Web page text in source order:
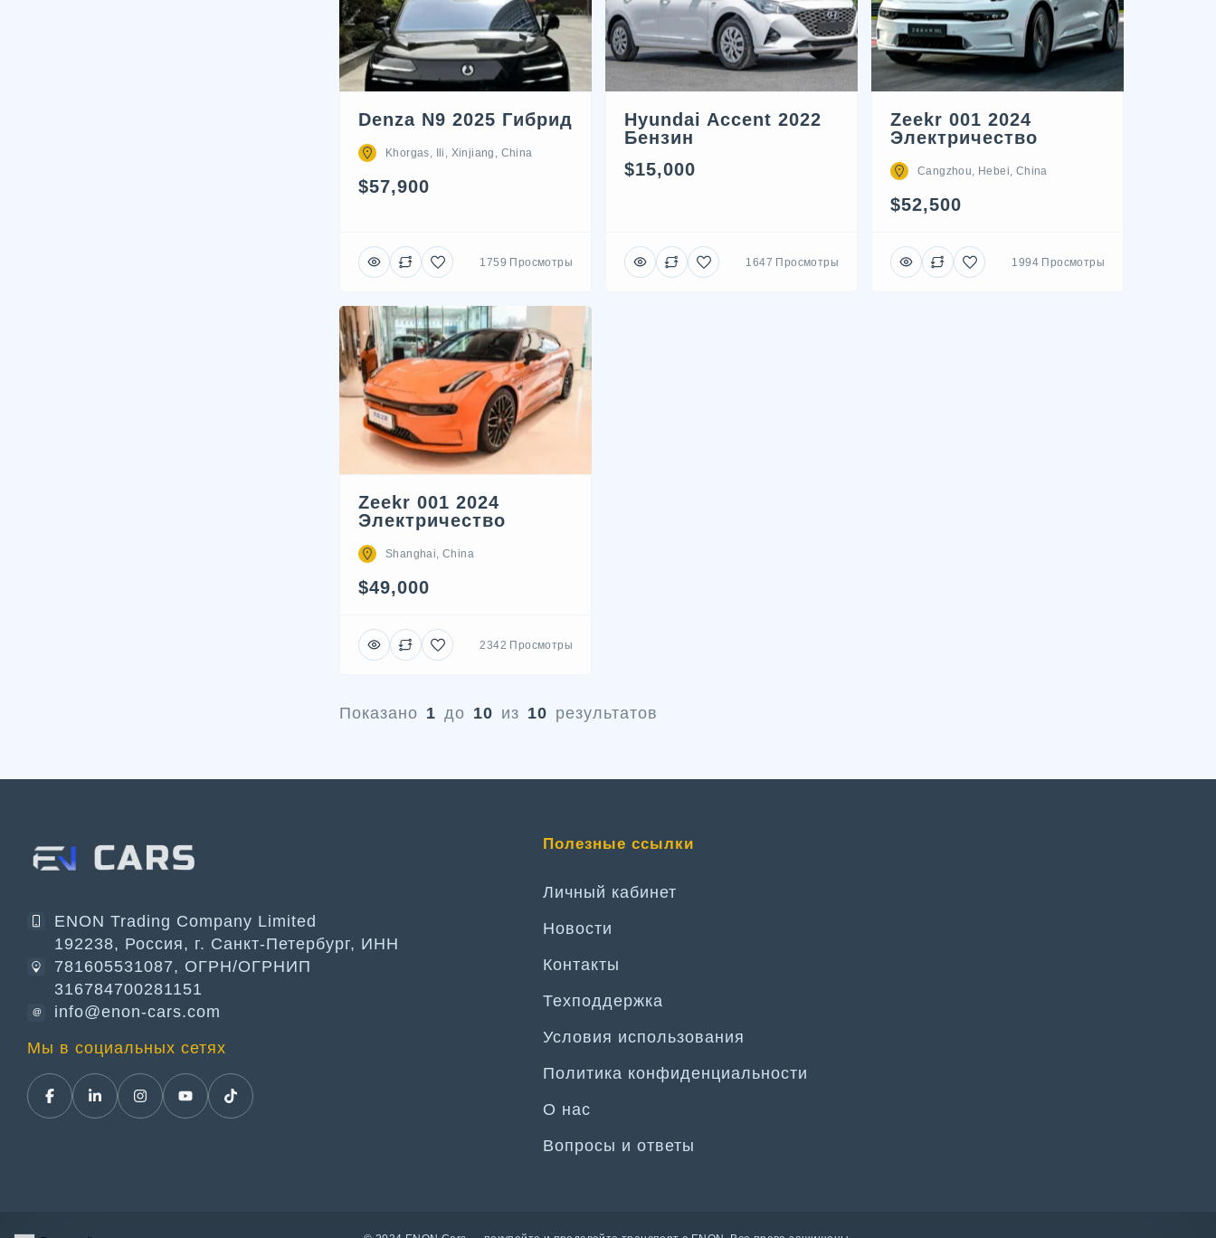
Denza N9 2025 Гибрид
Khorgas, Ili, Xinjiang, China
$57,900
1759 Просмотры
Hyundai Accent 2022
Бензин
$15,000
1647 Просмотры
Zeekr 001 2024
Электричество
Cangzhou, Hebei, China
$52,500
1994 Просмотры
Zeekr 001 2024
Электричество
Shanghai, China
$49,000
2342 Просмотры
Показано 1 до 10 из 10 результатов
ENON Trading Company Limited
192238, Россия, г. Санкт-Петербург, ИНН
781605531087, ОГРН/ОГРНИП
316784700281151
@
info@enon-cars.com
Мы в социальных сетях
Полезные ссылки
Личный кабинет
Новости
Контакты
Техподдержка
Условия использования
Политика конфиденциальности
О нас
Вопросы и ответы